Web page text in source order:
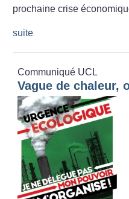
prochaine crise
suite
Communiqué UCL
Vague de chaleur,